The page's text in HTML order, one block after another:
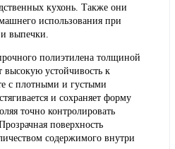
кухонь. Также они
использования при
выпечки.
полиэтилена толщиной
высокую устойчивость к
с плотными и густыми
и сохраняет форму
точно контролировать
поверхность
содержимого внутри